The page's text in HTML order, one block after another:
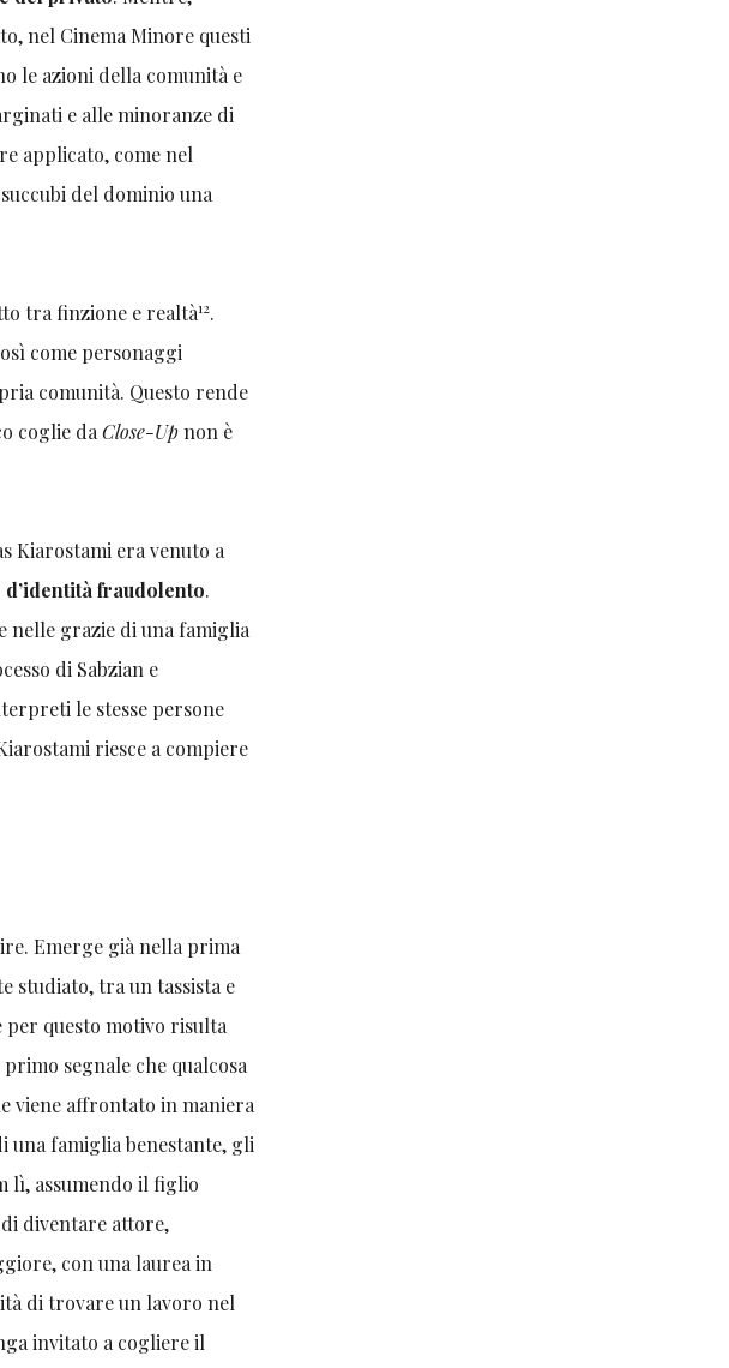
nel Cinema Minore questi
le azioni della comunità e
e alle minoranze di
applicato, come nel
del dominio una
tra finzione e realtà12.
come personaggi
comunità. Questo rende
coglie daClose-Upnon è
Kiarostami era venuto a
fraudolento.
nelle grazie di una famiglia
di Sabzian e
le stesse persone
riesce a compiere
Emerge già nella prima
studiato, tra un tassista e
per questo motivo risulta
segnale che qualcosa
viene affrontato in maniera
una famiglia benestante, gli
lì, assumendo il figlio
diventare attore,
con una laurea in
di trovare un lavoro nel
invitato a cogliere il